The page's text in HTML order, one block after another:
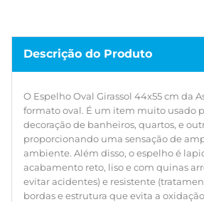
Descrição do Produto
O Espelho Oval Girassol 44x55 cm da
formato oval. É um item muito usado
decoração de banheiros, quartos, e
proporcionando uma sensação de
ambiente. Além disso, o espelho é
acabamento reto, liso e com quinas
evitar acidentes) e resistente
bordas e estrutura que evita a